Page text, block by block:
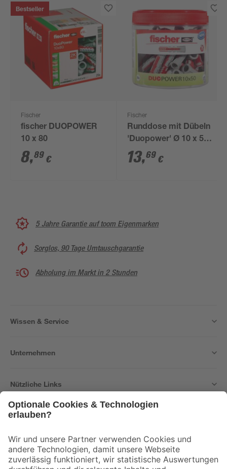
Bestseller
Fischer
fischer DUOPOWER
10 x 80
8,89 €
Fischer
Runddose mit Dübeln
'Duopower' Ø 10 x 50
mm, 55-teilig
13,69 €
5 Jahre Garantie auf toom Eigenmarken
Sorglos, 90 Tage Umtauschgarantie
Abholung im Markt in 2 Stunden
Wissen & Service
Unternehmen
Nützliche Links
Der toom Newsletter: Keine Angebote und Aktionen mehr verpassen!
Zur Newsletter Anmeldung